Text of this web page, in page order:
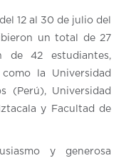
12 al 30 de julio del
un total de 27
de 42 estudiantes,
la Universidad
(Perú), Universidad
y Facultad de
y generosa